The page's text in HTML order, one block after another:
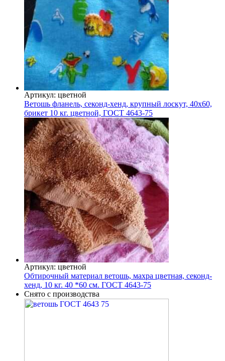
Артикул: цветной
Ветошь фланель, секонд-хенд, крупный лоскут, 40х60,
брикет 10 кг. цветной, ГОСТ 4643-75
Артикул: цветной
Обтирочный материал ветошь, махра цветная, секонд-
хенд, 10 кг. 40 *60 см. ГОСТ 4643-75
Снято с производства